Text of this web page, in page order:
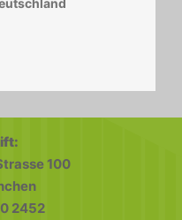
100
2452